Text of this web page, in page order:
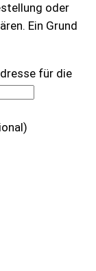
oder
Ein Grund
für die